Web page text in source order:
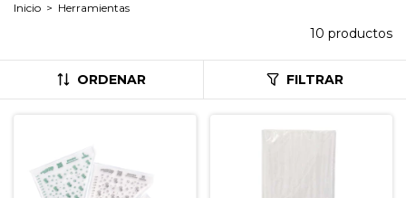
Inicio > Herramientas
10 productos
ORDENAR FILTRAR